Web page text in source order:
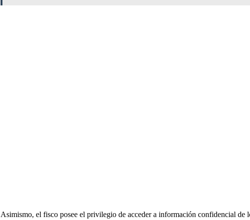
Asimismo, el fisco posee el privilegio de acceder a información confidencial de